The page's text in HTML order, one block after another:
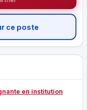
ce poste
en institution